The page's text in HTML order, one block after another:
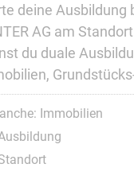
deine Ausbildung
AG am
du duale
Immobilien